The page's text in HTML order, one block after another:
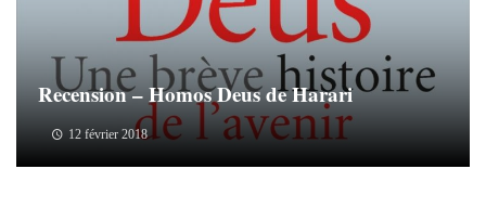
Recension – Homos Deus de Harari
12 février 2018